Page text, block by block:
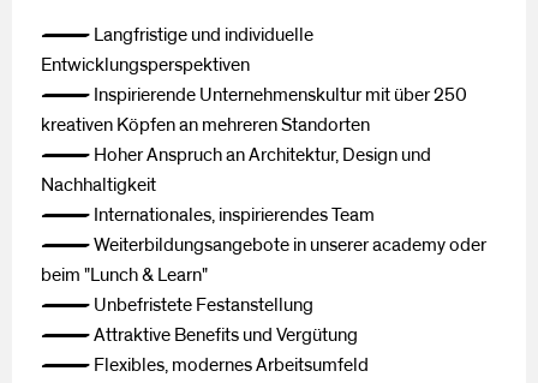
— Langfristige und individuelle
Entwicklungsperspektiven
— Inspirierende Unternehmenskultur mit über 250
kreativen Köpfen an mehreren Standorten
— Hoher Anspruch an Architektur, Design und
Nachhaltigkeit
— Internationales, inspirierendes Team
— Weiterbildungsangebote in unserer academy oder
beim "Lunch & Learn"
— Unbefristete Festanstellung
— Attraktive Benefits und Vergütung
— Flexibles, modernes Arbeitsumfeld